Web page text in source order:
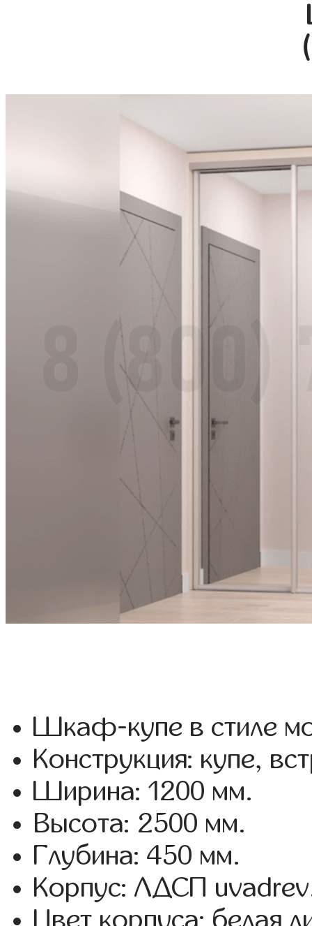
Шкаф-купе в стиле
Конструкция: купе,
Ширина: 1200 мм.
Высота: 2500 мм.
Глубина: 450 мм.
Корпус: ЛДСП
Цвет корпуса: белая